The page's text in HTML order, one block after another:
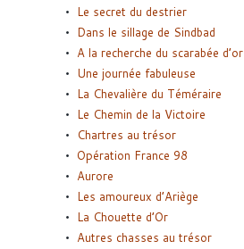
Le secret du destrier
Dans le sillage de Sindbad
A la recherche du scarabée d’or
Une journée fabuleuse
La Chevalière du Téméraire
Le Chemin de la Victoire
Chartres au trésor
Opération France 98
Aurore
Les amoureux d’Ariège
La Chouette d’Or
Autres chasses au trésor